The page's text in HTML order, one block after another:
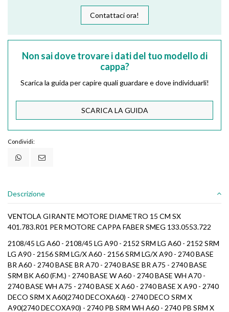
Contattaci ora!
Non sai dove trovare i dati del tuo modello di
cappa?
Scarica la guida per capire quali guardare e dove individuarli!
SCARICA LA GUIDA
Condividi:
Descrizione
VENTOLA GIRANTE MOTORE DIAMETRO 15 CM SX
401.783.R01 PER MOTORE CAPPA FABER SMEG 133.0553.722
2108/45 LG A60 - 2108/45 LG A90 - 2152 SRM LG A60 - 2152 SRM
LG A90 - 2156 SRM LG/X A60 - 2156 SRM LG/X A90 - 2740 BASE
BR A60 - 2740 BASE BR A70 - 2740 BASE BR A75 - 2740 BASE
SRM BK A60 (F.M.) - 2740 BASE W A60 - 2740 BASE WH A70 -
2740 BASE WH A75 - 2740 BASE X A60 - 2740 BASE X A90 - 2740
DECO SRM X A60(2740 DECOXA60) - 2740 DECO SRM X
A90(2740 DECOXA90) - 2740 PB SRM WH A60 - 2740 PB SRM X